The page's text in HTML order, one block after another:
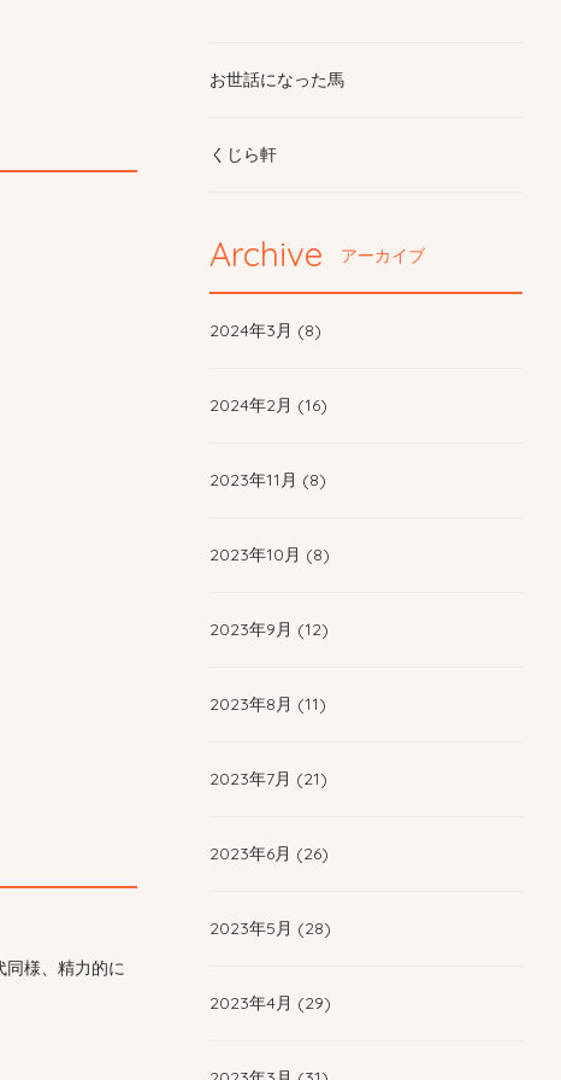
様、精力的に
お世話になった馬
くじら軒
Archive アーカイブ
2024年3月 (8)
2024年2月 (16)
2023年11月 (8)
2023年10月 (8)
2023年9月 (12)
2023年8月 (11)
2023年7月 (21)
2023年6月 (26)
2023年5月 (28)
2023年4月 (29)